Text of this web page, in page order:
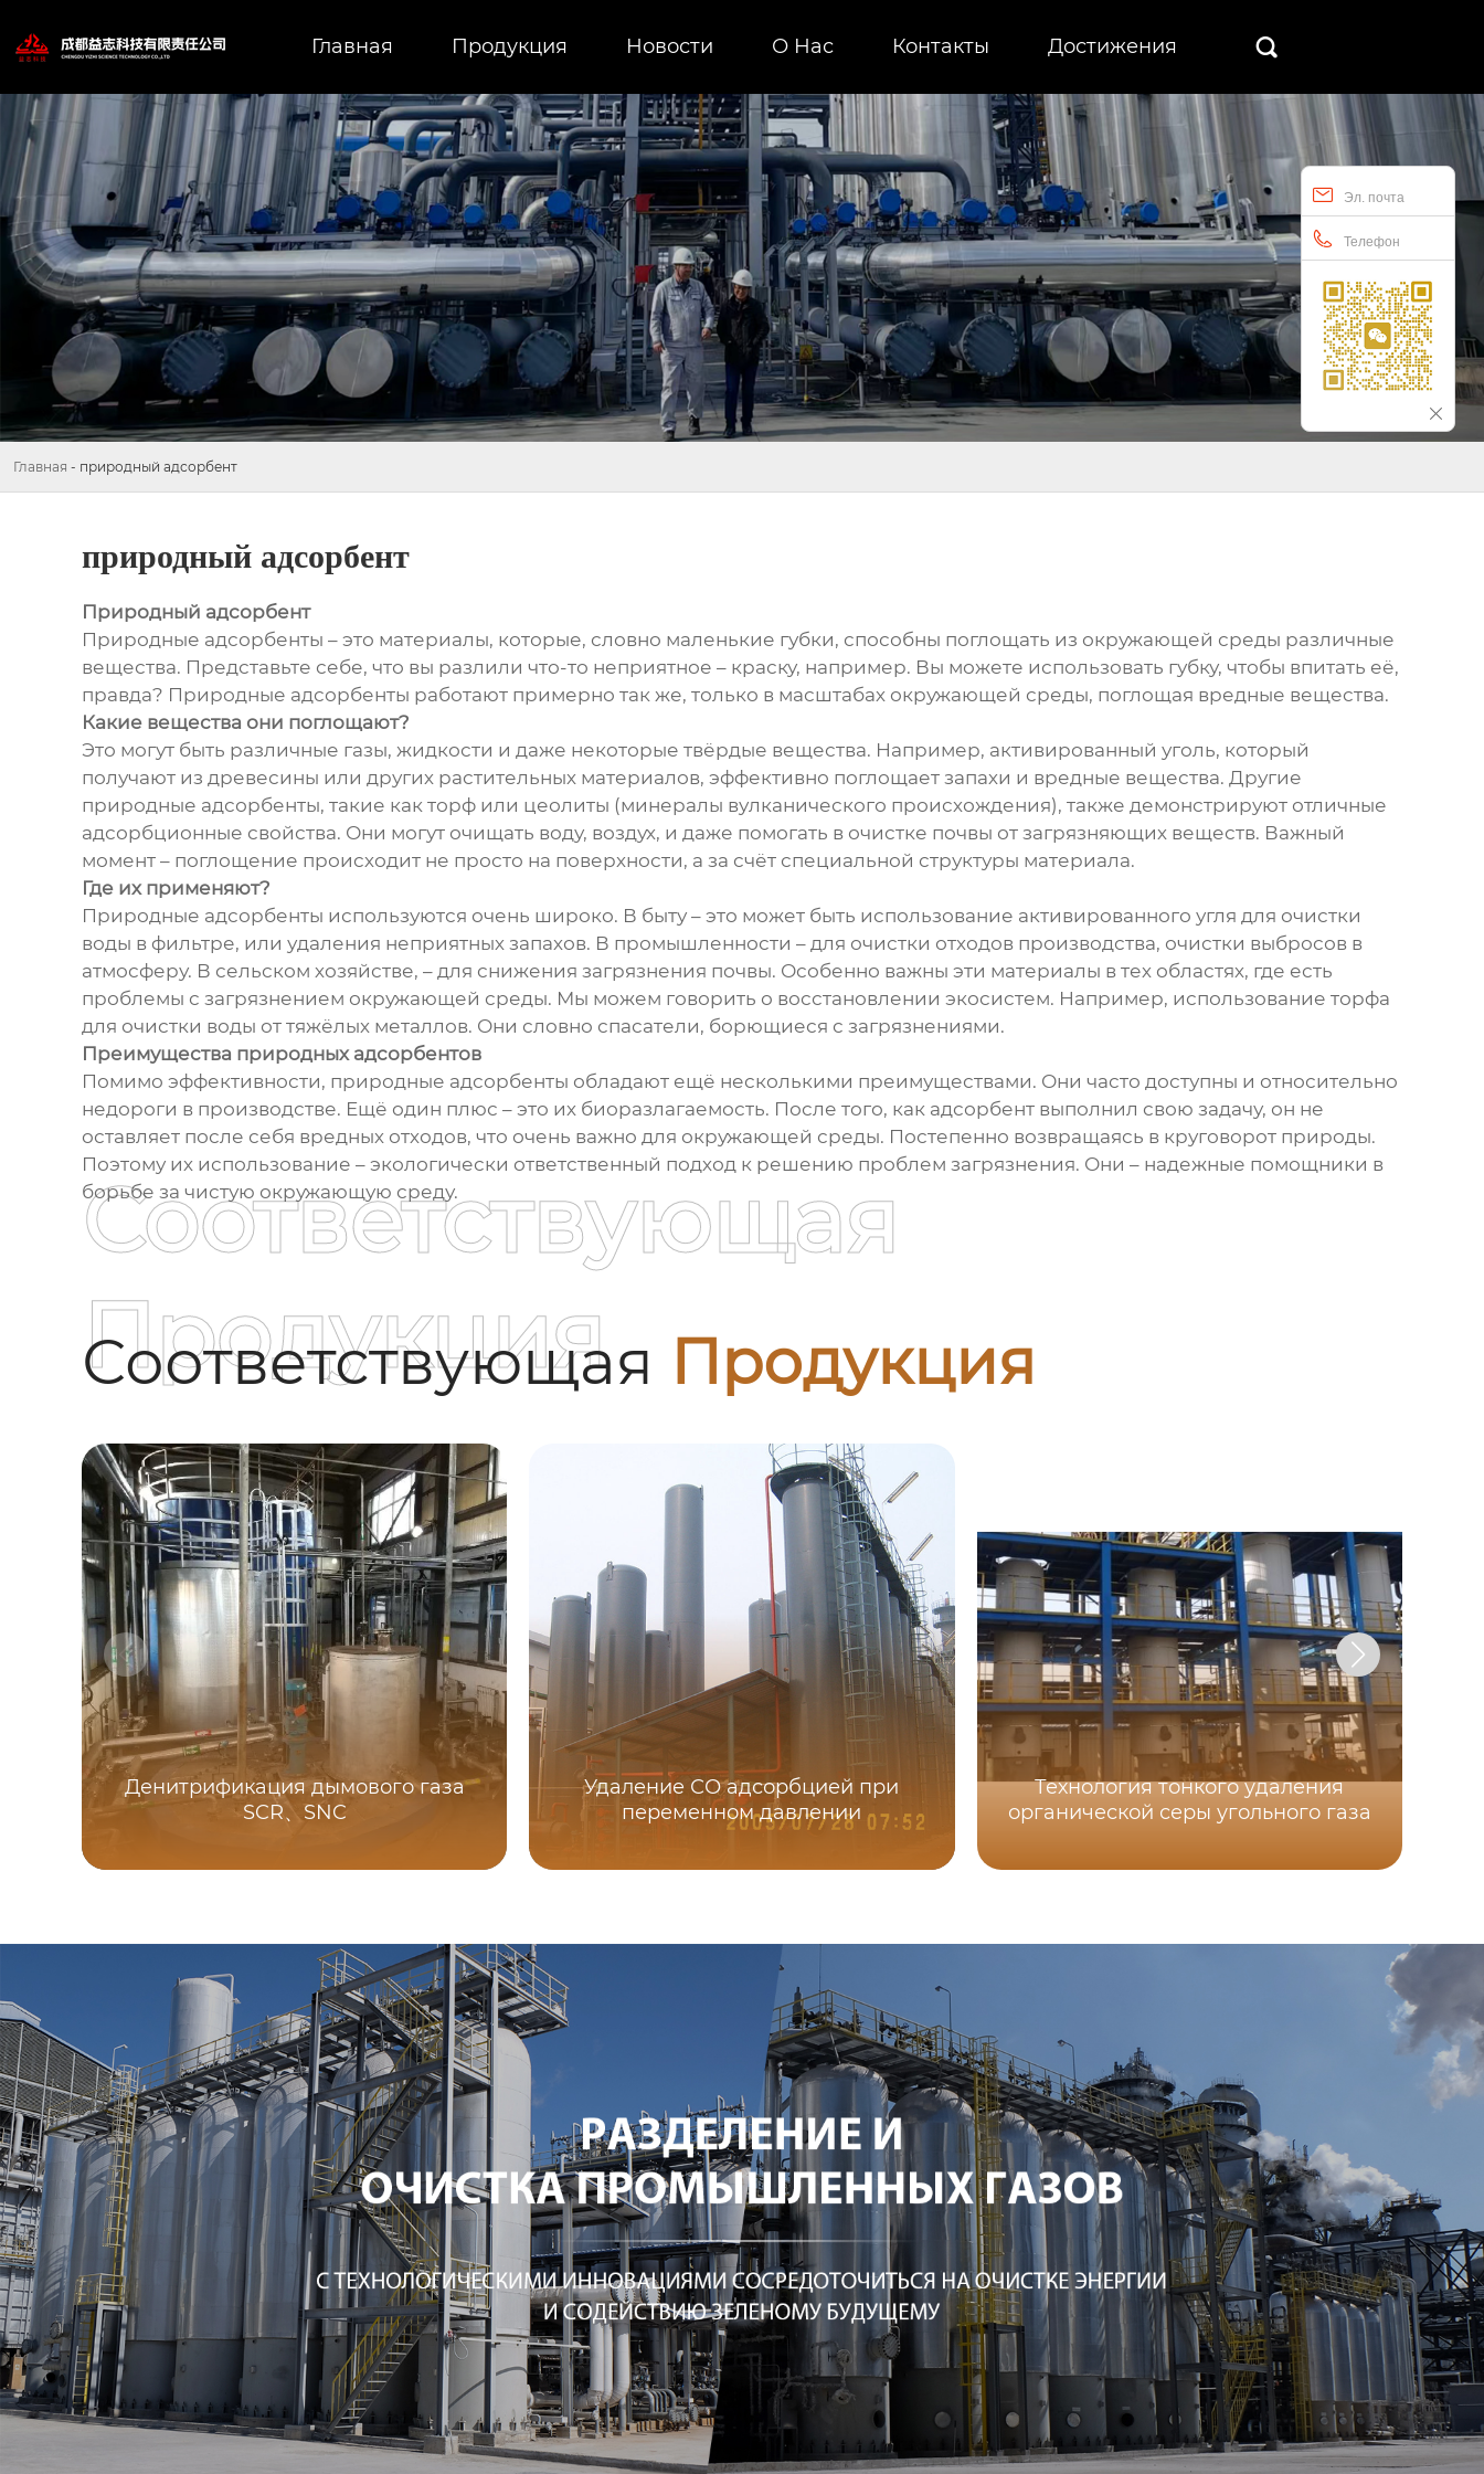
Главная Продукция Новости О Нас Контакты Достижения 
Эл. почта
Телефон
Главная - природный адсорбент
природный адсорбент
Природный адсорбент
Природные адсорбенты – это материалы, которые, словно маленькие губки, способны поглощать из окружающей среды различные
вещества. Представьте себе, что вы разлили что-то неприятное – краску, например. Вы можете использовать губку, чтобы впитать её,
правда? Природные адсорбенты работают примерно так же, только в масштабах окружающей среды, поглощая вредные вещества.
Какие вещества они поглощают?
Это могут быть различные газы, жидкости и даже некоторые твёрдые вещества. Например, активированный уголь, который
получают из древесины или других растительных материалов, эффективно поглощает запахи и вредные вещества. Другие
природные адсорбенты, такие как торф или цеолиты (минералы вулканического происхождения), также демонстрируют отличные
адсорбционные свойства. Они могут очищать воду, воздух, и даже помогать в очистке почвы от загрязняющих веществ. Важный
момент – поглощение происходит не просто на поверхности, а за счёт специальной структуры материала.
Где их применяют?
Природные адсорбенты используются очень широко. В быту – это может быть использование активированного угля для очистки
воды в фильтре, или удаления неприятных запахов. В промышленности – для очистки отходов производства, очистки выбросов в
атмосферу. В сельском хозяйстве, – для снижения загрязнения почвы. Особенно важны эти материалы в тех областях, где есть
проблемы с загрязнением окружающей среды. Мы можем говорить о восстановлении экосистем. Например, использование торфа
для очистки воды от тяжёлых металлов. Они словно спасатели, борющиеся с загрязнениями.
Преимущества природных адсорбентов
Помимо эффективности, природные адсорбенты обладают ещё несколькими преимуществами. Они часто доступны и относительно
недороги в производстве. Ещё один плюс – это их биоразлагаемость. После того, как адсорбент выполнил свою задачу, он не
оставляет после себя вредных отходов, что очень важно для окружающей среды. Постепенно возвращаясь в круговорот природы.
Поэтому их использование – экологически ответственный подход к решению проблем загрязнения. Они – надежные помощники в
борьбе за чистую окружающую среду.
Соответствующая Продукция
Соответствующая
Продукция
Денитрификация дымового газа
SCR、SNC
Удаление СО адсорбцией при
переменном давлении
Технология тонкого удаления
органической серы угольного газа